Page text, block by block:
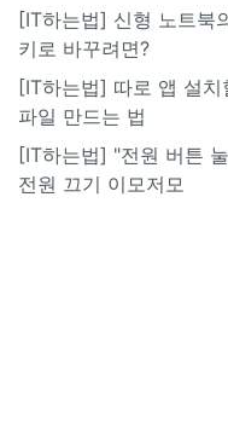
[IT하는법] 신형 노트북
키로 바꾸려면?
[IT하는법] 따로 앱 설
파일 만드는 법
[IT하는법] "전원 버튼
전원 끄기 이모저모